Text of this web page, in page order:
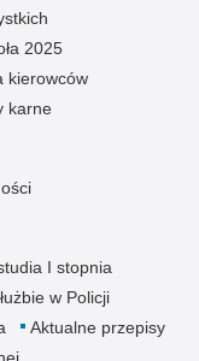
2025
kierowców
karne
I stopnia
w Policji
Aktualne przepisy